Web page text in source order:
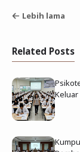
Lebih lama
Related Posts
Keluar